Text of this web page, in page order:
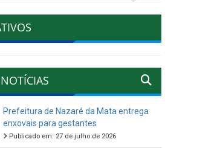
Prefeitura de Nazaré da Mata entrega
enxovais para gestantes
Publicado em: 27 de julho de 2026